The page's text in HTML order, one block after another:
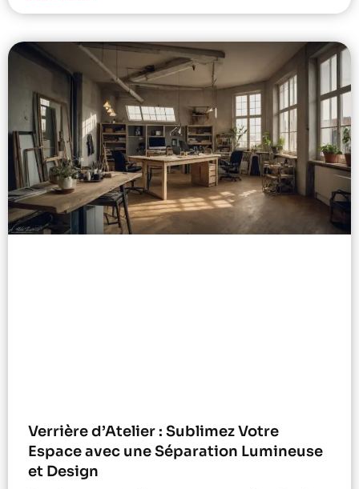
Verrière d’Atelier : Sublimez Votre
Espace avec une Séparation Lumineuse
et Design